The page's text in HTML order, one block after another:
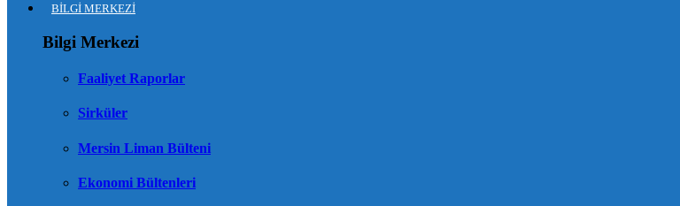
BİLGİ MERKEZİ
Bilgi Merkezi
Faaliyet Raporlar
Sirküler
Mersin Liman Bülteni
Ekonomi Bültenleri